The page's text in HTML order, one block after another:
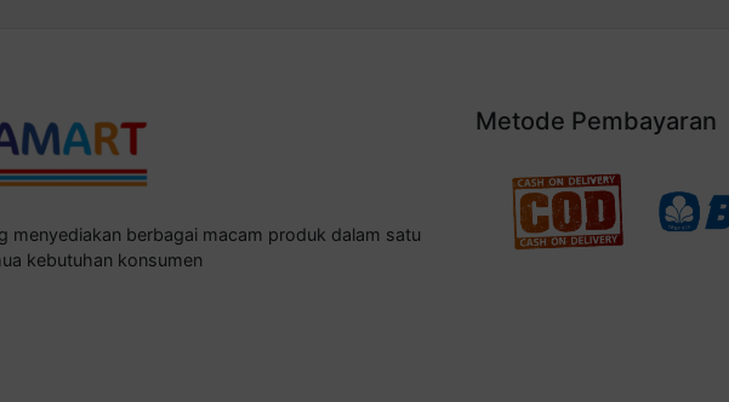
menyediakan berbagai macam produk dalam satu
kebutuhan konsumen
Metode Pembayaran